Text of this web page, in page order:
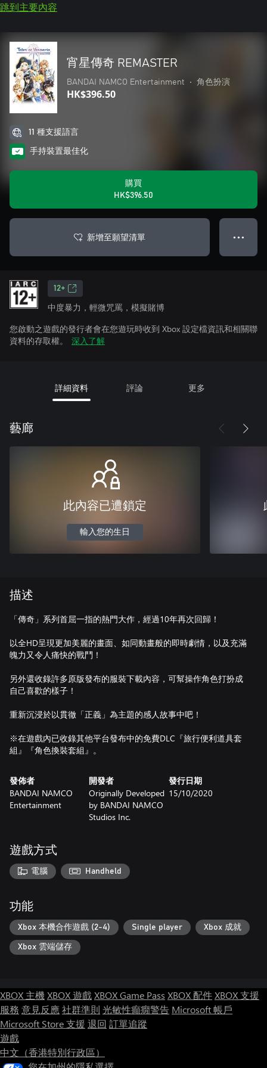
跳到主要內容
宵星傳奇 REMASTER
BANDAI NAMCO Entertainment • 角色扮演
HK$396.50
11 種支援語言
手持裝置最佳化
購買
HK$396.50
新增至願望清單 ● ● ●
12+
中度暴力，輕微咒罵，模擬賭博
您啟動之遊戲的發行者會在您遊玩時收到 Xbox 設定檔資訊和相關聯
資料的存取權。
深入了解
詳細資料 評論 更多
藝廊
此內容已遭鎖定
輸入您的生日
描述
「傳奇」系列首屈一指的熱門大作，經過10年再次回歸！
以全HD呈現更加美麗的畫面、如同動畫般的即時劇情，以及充滿
魄力又令人痛快的戰鬥！
另外還收錄許多原版發布的服裝下載內容，可幫操作角色打扮成
自己喜歡的樣子！
重新沉浸於以貫徹「正義」為主題的感人故事中吧！
※在遊戲內已收錄其他平台發布中的免費DLC『旅行便利道具套
組』『角色換裝套組』。
發佈者
BANDAI NAMCO
Entertainment
開發者
Originally Developed
by BANDAI NAMCO
Studios Inc.
發行日期
15/10/2020
遊戲方式
電腦 Handheld
功能
Xbox 本機合作遊戲 (2-4) Single player Xbox 成就
Xbox 雲端儲存
XBOX 主機XBOX 遊戲XBOX Game Pass XBOX 配件XBOX 支援
服務 意見反應社群準則 光敏性癲癇警告 Microsoft 帳戶
Microsoft Store 支援 退回 訂單追蹤
遊戲
中文（香港特別行政區）